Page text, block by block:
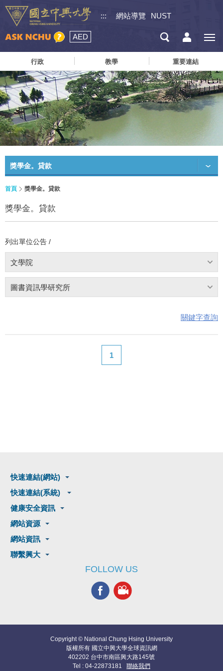
::: 網站導覽 NUST
AED
行政 教學 重要連結
獎學金。貸款
首頁 獎學金。貸款
獎學金。貸款
列出單位公告 /
文學院
圖書資訊學研究所
關鍵字查詢
1
快速連結(網站)
快速連結(系統)
健康安全資訊
網站資源
網站資訊
聯繫興大
FOLLOW US
Copyright © National Chung Hsing University
版權所有 國立中興大學全球資訊網
402202 台中市南區興大路145號
Tel : 04-22873181 聯絡我們